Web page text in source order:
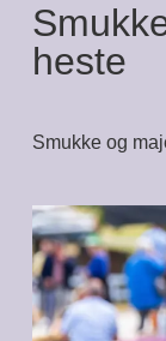
heste
Smukke og